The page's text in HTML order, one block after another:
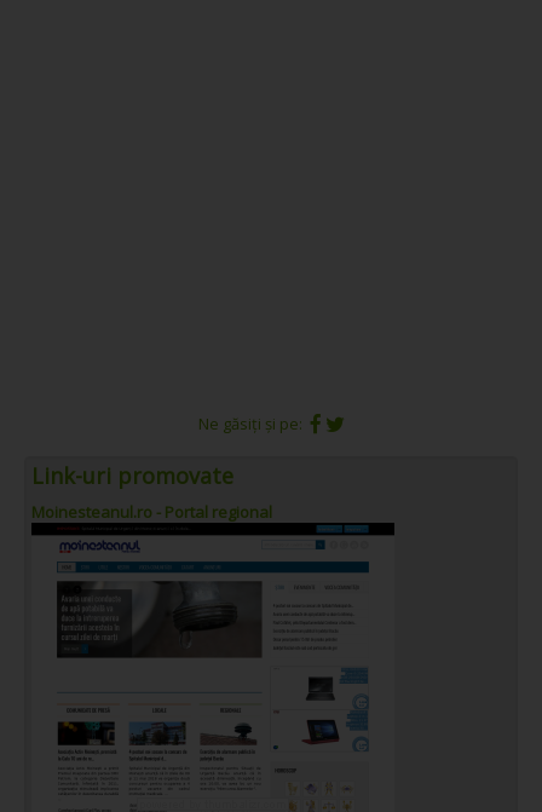
Ne găsiți și pe:
Link-uri promovate
Moinesteanul.ro - Portal regional